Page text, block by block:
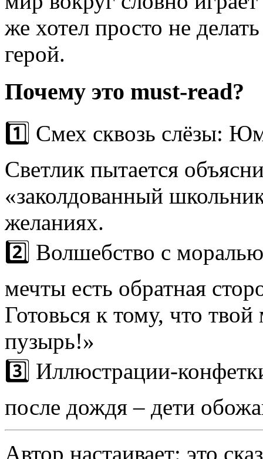
же хотел просто не
герой.
Почему это must-read?
1️⃣ Смех сквозь слёзы:
Светлик пытается
«заколдованный
желаниях.
2️⃣ Волшебство с
мечты есть обратная
Готовься к тому, что
пузырь!»
3️⃣ Иллюстрации-
после дождя – дети
Автор настаивает: это